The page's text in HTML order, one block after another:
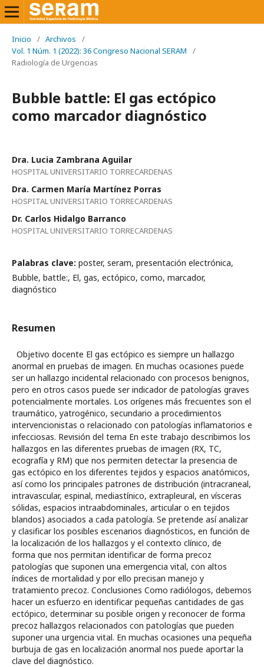
Inicio / Archivos
/
Vol. 1 Núm. 1 (2022): 36 Congreso Nacional SERAM
/
Radiología de Urgencias
Bubble battle: El gas ectópico
como marcador diagnóstico
Dra. Lucia Zambrana Aguilar
HOSPITAL UNIVERSITARIO TORRECARDENAS
Dra. Carmen María Martínez Porras
HOSPITAL UNIVERSITARIO TORRECARDENAS
Dr. Carlos Hidalgo Barranco
HOSPITAL UNIVERSITARIO TORRECARDENAS
Palabras clave: poster, seram, presentación electrónica,
Bubble, battle:, El, gas, ectópico, como, marcador,
diagnóstico
Resumen
Objetivo docente El gas ectópico es siempre un hallazgo
anormal en pruebas de imagen. En muchas ocasiones puede
ser un hallazgo incidental relacionado con procesos benignos,
pero en otros casos puede ser indicador de patologías graves
potencialmente mortales. Los orígenes más frecuentes son el
traumático, yatrogénico, secundario a procedimientos
intervencionistas o relacionado con patologías inflamatorios e
infecciosas. Revisión del tema En este trabajo describimos los
hallazgos en las diferentes pruebas de imagen (RX, TC,
ecografía y RM) que nos permiten detectar la presencia de
gas ectópico en los diferentes tejidos y espacios anatómicos,
así como los principales patrones de distribución (intracraneal,
intravascular, espinal, mediastínico, extrapleural, en vísceras
sólidas, espacios intraabdominales, articular o en tejidos
blandos) asociados a cada patología. Se pretende así analizar
y clasificar los posibles escenarios diagnósticos, en función de
la localización de los hallazgos y el contexto clínico, de
forma que nos permitan identificar de forma precoz
patologías que suponen una emergencia vital, con altos
índices de mortalidad y por ello precisan manejo y
tratamiento precoz. Conclusiones Como radiólogos, debemos
hacer un esfuerzo en identificar pequeñas cantidades de gas
ectópico, determinar su posible origen y reconocer de forma
precoz hallazgos relacionados con patologías que pueden
suponer una urgencia vital. En muchas ocasiones una pequeña
burbuja de gas en localización anormal nos puede aportar la
clave del diagnóstico.